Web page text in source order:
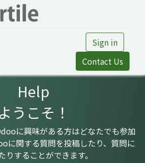
Sign in
Contact Us
Help
ようこそ！
に興味がある方はどなたでも参加
に関する質問を投稿したり、質問に
りすることができます。